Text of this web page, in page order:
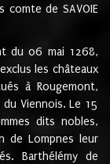
comte de SAVOIE
du 06 mai 1268,
les châteaux
à Rougemont,
Viennois. Le 15
dits nobles,
de Lompnes leur
Barthélémy de